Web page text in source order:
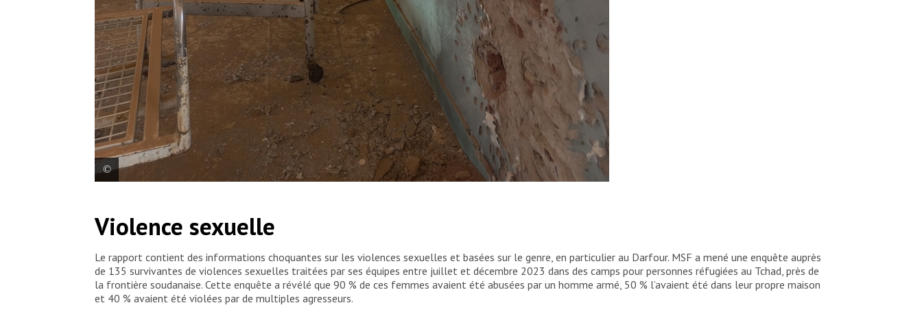
Violence sexuelle
Le rapport contient des informations choquantes sur les violences sexuelles et basées sur le genre, en particulier au Darfour. MSF a mené une enquête auprès
de 135 survivantes de violences sexuelles traitées par ses équipes entre juillet et décembre 2023 dans des camps pour personnes réfugiées au Tchad, près de
la frontière soudanaise. Cette enquête a révélé que 90 % de ces femmes avaient été abusées par un homme armé, 50 % l’avaient été dans leur propre maison
et 40 % avaient été violées par de multiples agresseurs.